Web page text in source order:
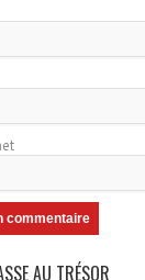
AU TRÉSOR